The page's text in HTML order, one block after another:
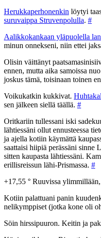
Herukkaperhonenkin löytyi
suruvaippa Struvenpolulla. #
Aalikkokankaan yläpuolella
minun onnekseni, niin ettei
Olisin väittänyt
ennen, mutta aika samoissa
joskus tämä, toisinaan toinen
Voikukatkin kukkivat.
sen jälkeen siellä täällä. #
Oritkariin tullessani iski
lähtiessäni ollut ennusteessa
ja ajella kotiin käymättä
saattaisi hiipiä perässäni sinne
sitten kaupasta lähtiessäni.
erillisreissun lähi-Prismassa. #
+17,55 ° Ruuvissa
Kotiin palattuani panin
nelikymppiset (jotka kone oli
Söin hirssipuuron. Keitin ja